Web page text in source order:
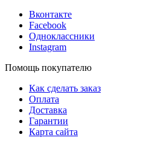
Вконтакте
Facebook
Одноклассники
Instagram
Помощь покупателю
Как сделать заказ
Оплата
Доставка
Гарантии
Карта сайта